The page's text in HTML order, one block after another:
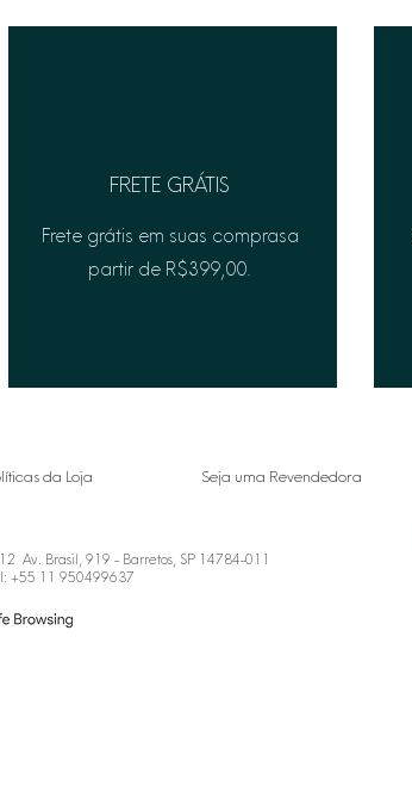
FRETE GRÁTIS
Frete grátis em suas comprasa
partir de R$399,00.
da Loja Seja uma Revendedora
Av. Brasil, 919 - Barretos, SP 14784-011
+55 11 950499637